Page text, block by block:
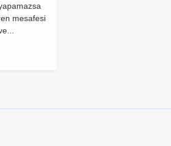
mesafesi